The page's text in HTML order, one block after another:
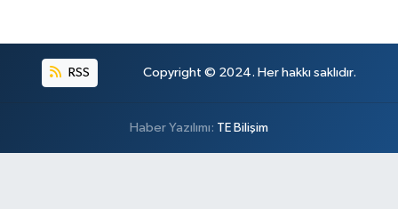
RSS Copyright © 2024. Her hakkı saklıdır.
Haber Yazılımı: TE Bilişim